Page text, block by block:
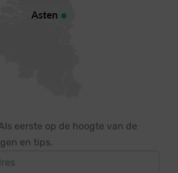
eerste op de hoogte van de
en tips.